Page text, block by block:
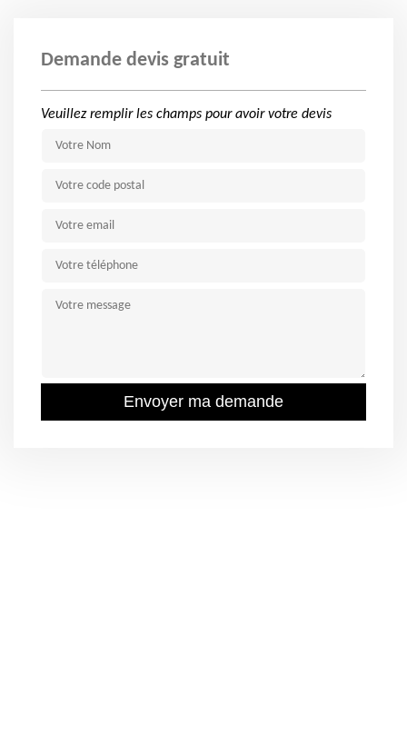
Demande devis gratuit
Veuillez remplir les champs pour avoir votre devis